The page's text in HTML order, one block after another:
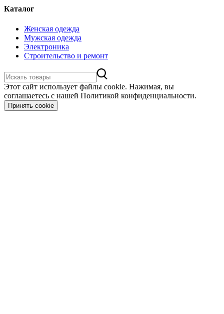
Каталог
Женская одежда
Мужская одежда
Электроника
Строительство и ремонт
Этот сайт использует файлы cookie. Нажимая, вы
соглашаетесь с нашей Политикой конфиденциальности.
Принять cookie